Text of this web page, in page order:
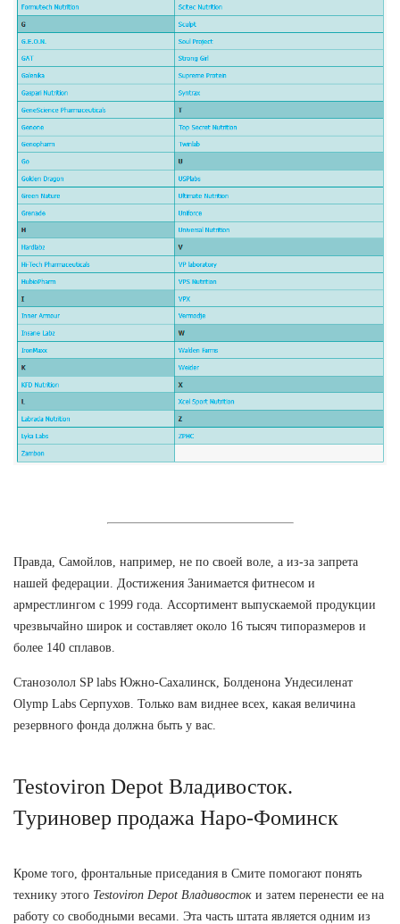
Правда, Самойлов, например, не по своей воле, а из-за запрета
нашей федерации. Достижения Занимается фитнесом и
армрестлингом с 1999 года. Ассортимент выпускаемой продукции
чрезвычайно широк и составляет около 16 тысяч типоразмеров и
более 140 сплавов.
Станозолол SP labs Южно-Сахалинск, Болденона Ундесиленат
Olymp Labs Серпухов. Только вам виднее всех, какая величина
резервного фонда должна быть у вас.
Testoviron Depot Владивосток.
Туриновер продажа Наро-Фоминск
Кроме того, фронтальные приседания в Смите помогают понять
технику этого Testoviron Depot Владивосток и затем перенести ее на
работу со свободными весами. Эта часть штата является одним из